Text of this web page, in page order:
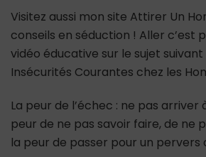
Visitez aussi mon site Attirer Un
conseils en séduction ! Aller c’est
vidéo éducative sur le sujet suivant
Insécurités Courantes chez les
La peur de l’échec : ne pas arriver
peur de ne pas savoir faire, de ne
la peur de passer pour un pervers